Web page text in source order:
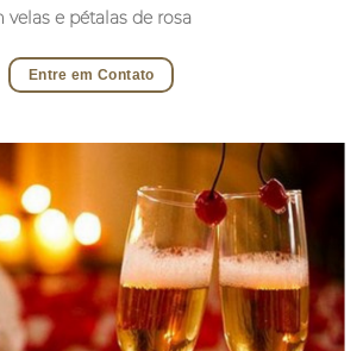
velas e pétalas de rosa
Entre em Contato